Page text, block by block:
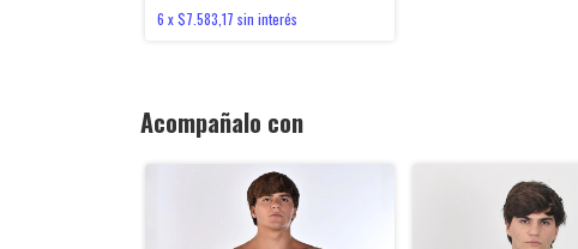
6 x$7.583,17 sin interés
Acompañalo con